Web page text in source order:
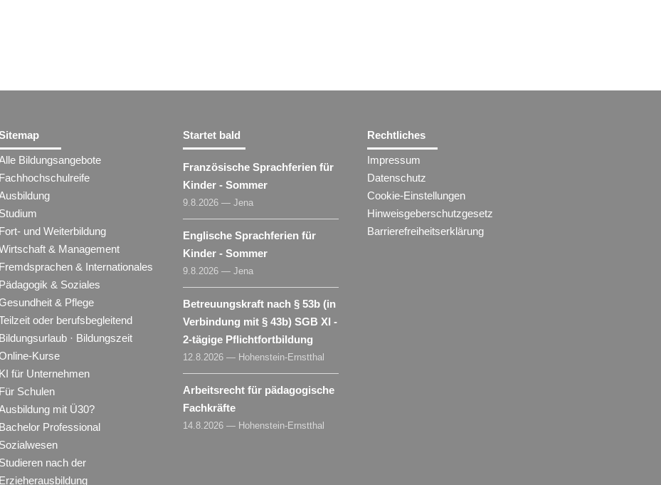
Bildungsangebote
Fachhochschulreife
Studium
Fort- und Weiterbildung
& Management
Fremdsprachen & Internationales
Pädagogik & Soziales
& Pflege
oder berufsbegleitend
Bildungsurlaub · Bildungszeit
Kurse
KI für Unternehmen
Für Schulen
mit Ü30?
Bachelor Professional
Sozialwesen
Studieren nach der
Erzieherausbildung
Startet bald
Französische Sprachferien für
Kinder - Sommer
9.8.2026 — Jena
Englische Sprachferien für
Kinder - Sommer
9.8.2026 — Jena
Betreuungskraft nach § 53b (in
Verbindung mit § 43b) SGB XI -
2-tägige Pflichtfortbildung
12.8.2026 — Hohenstein-Ernstthal
Arbeitsrecht für pädagogische
Fachkräfte
14.8.2026 — Hohenstein-Ernstthal
Rechtliches
Impressum
Datenschutz
Cookie-Einstellungen
Hinweisgeberschutzgesetz
Barrierefreiheitserklärung